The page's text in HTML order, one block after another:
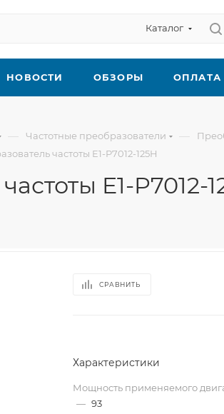
Каталог
НОВОСТИ ОБЗОРЫ ОПЛАТА
— Частотные преобразователи —
частоты E1-P7012-125H
E1-P7012-
СРАВНИТЬ
Характеристики
Мощность применяемого
— 93